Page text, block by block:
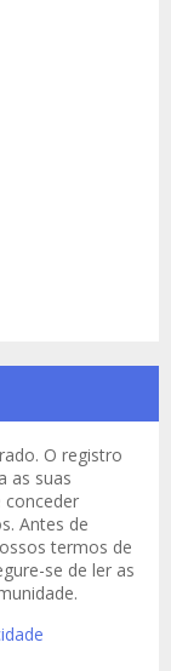
O registro
as suas
conceder
Antes de
termos de
se de ler as